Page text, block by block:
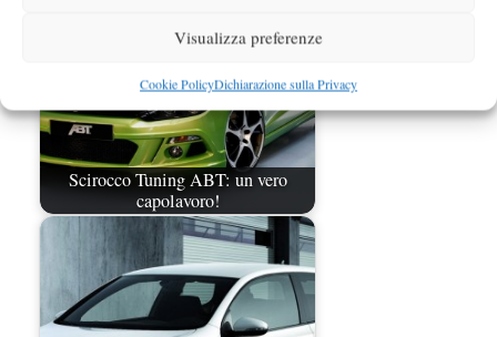
Visualizza preferenze
Cookie PolicyDichiarazione sulla Privacy
Scirocco Tuning ABT: un vero
capolavoro!